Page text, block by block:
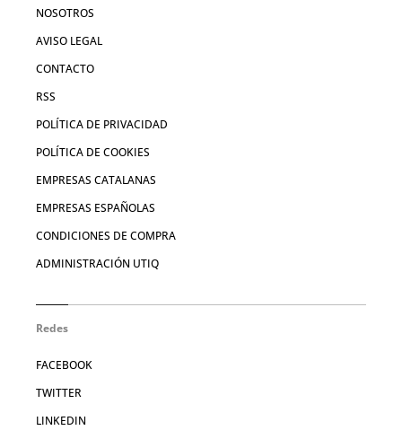
NOSOTROS
AVISO LEGAL
CONTACTO
RSS
POLÍTICA DE PRIVACIDAD
POLÍTICA DE COOKIES
EMPRESAS CATALANAS
EMPRESAS ESPAÑOLAS
CONDICIONES DE COMPRA
ADMINISTRACIÓN UTIQ
Redes
FACEBOOK
TWITTER
LINKEDIN